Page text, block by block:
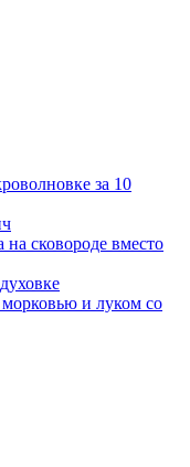
за 10
сковороде вместо
и луком со